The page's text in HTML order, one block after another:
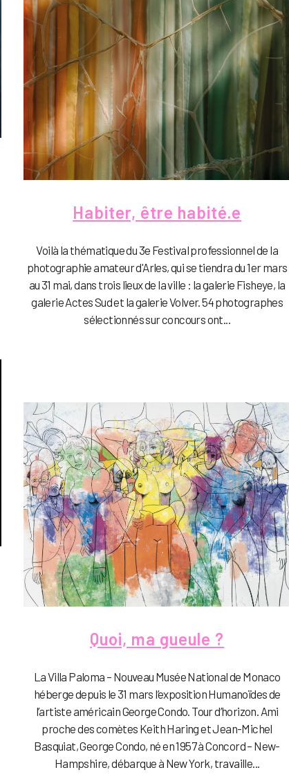
Habiter, être habité.e
Voilà la thématique du 3e Festival professionnel de la
photographie amateur d'Arles, qui se tiendra du 1er mars
au 31 mai, dans trois lieux de la ville : la galerie Fisheye, la
galerie Actes Sud et la galerie Volver. 54 photographes
sélectionnés sur concours ont...
Quoi, ma gueule ?
La Villa Paloma – Nouveau Musée National de Monaco
héberge depuis le 31 mars l’exposition Humanoïdes de
l’artiste américain George Condo. Tour d’horizon. Ami
proche des comètes Keith Haring et Jean-Michel
Basquiat, George Condo, né en 1957 à Concord – New-
Hampshire, débarque à New York, travaille...